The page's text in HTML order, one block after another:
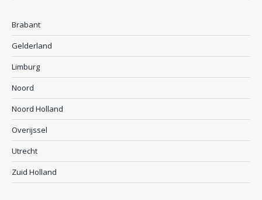
Brabant
Gelderland
Limburg
Noord
Noord Holland
Overijssel
Utrecht
Zuid Holland